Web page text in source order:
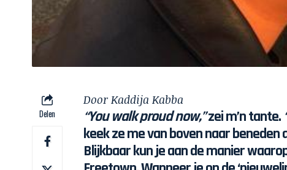
Delen
Door Kaddija Kabba
“You walk proud now,”zei m’n tante.
keek ze me van boven naar
Blijkbaar kun je aan de manier